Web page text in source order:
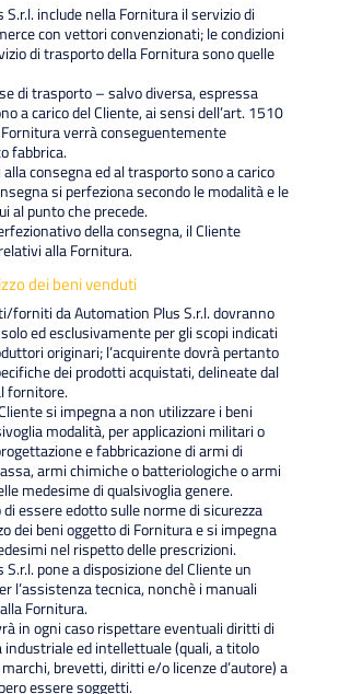
include nella Fornitura il servizio di
con vettori convenzionati; le condizioni
di trasporto della Fornitura sono quelle
di trasporto – salvo diversa, espressa
a carico del Cliente, ai sensi dell’art. 1510
Fornitura verrà conseguentemente
fabbrica.
consegna ed al trasporto sono a carico
si perfeziona secondo le modalità e le
al punto che precede.
della consegna, il Cliente
alla Fornitura.
dei beni venduti
forniti da Automation Plus S.r.l. dovranno
ed esclusivamente per gli scopi indicati
originari; l’acquirente dovrà pertanto
dei prodotti acquistati, delineate dal
fornitore.
si impegna a non utilizzare i beni
modalità, per applicazioni militari o
e fabbricazione di armi di
armi chimiche o batteriologiche o armi
medesime di qualsivoglia genere.
essere edotto sulle norme di sicurezza
dei beni oggetto di Fornitura e si impegna
nel rispetto delle prescrizioni.
pone a disposizione del Cliente un
l’assistenza tecnica, nonchè i manuali
Fornitura.
in ogni caso rispettare eventuali diritti di
ed intellettuale (quali, a titolo
brevetti, diritti e/o licenze d’autore) a
essere soggetti.